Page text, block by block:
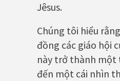
Jêsus.
Chúng tôi hiểu
đồng các giáo hội
này trở thành một
đến một cái nhìn